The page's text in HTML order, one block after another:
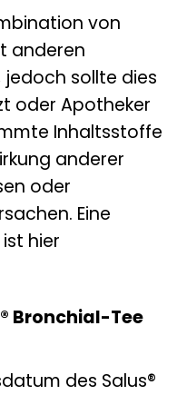
von
anderen
sollte dies
oder Apotheker
Inhaltsstoffe
anderer
oder
Eine
hier
Bronchial-Tee
des Salus®